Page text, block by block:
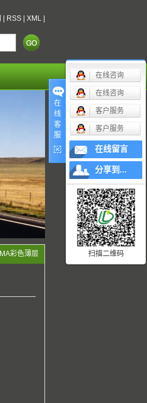
RSS XML
彩色薄层
在
线
客
服
在线咨询
在线咨询
客户服务
客户服务
在线留言
分享到...
扫描二维码